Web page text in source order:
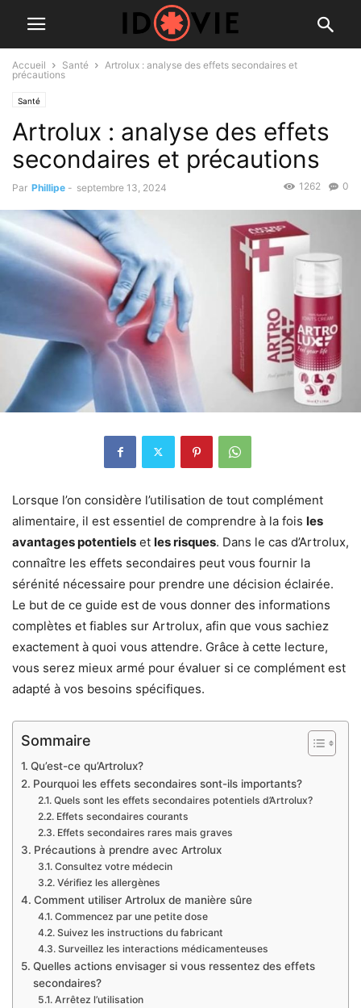
Accueil Santé
Artrolux : analyse des effets secondaires et
précautions
Santé
Artrolux : analyse des effets
secondaires et précautions
Par Phillipe - septembre 13, 2024 0
1262
Lorsque l’on considère l’utilisation de tout complément
alimentaire, il est essentiel de comprendre à la fois les
avantages potentiels et les risques. Dans le cas d’Artrolux,
connaître les effets secondaires peut vous fournir la
sérénité nécessaire pour prendre une décision éclairée.
Le but de ce guide est de vous donner des informations
complètes et fiables sur Artrolux, afin que vous sachiez
exactement à quoi vous attendre. Grâce à cette lecture,
vous serez mieux armé pour évaluer si ce complément est
adapté à vos besoins spécifiques.
Sommaire
Qu’est-ce qu’Artrolux?
Pourquoi les effets secondaires sont-ils importants?
Quels sont les effets secondaires potentiels d’Artrolux?
Effets secondaires courants
Effets secondaires rares mais graves
Précautions à prendre avec Artrolux
Consultez votre médecin
Vérifiez les allergènes
Comment utiliser Artrolux de manière sûre
Commencez par une petite dose
Suivez les instructions du fabricant
Surveillez les interactions médicamenteuses
Quelles actions envisager si vous ressentez des effets
secondaires?
Arrêtez l’utilisation